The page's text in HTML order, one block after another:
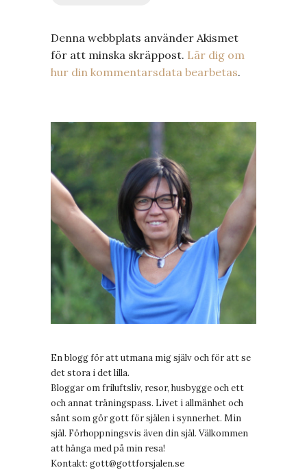
Denna webbplats använder Akismet
för att minska skräppost. Lär dig om
hur din kommentarsdata bearbetas.
En blogg för att utmana mig själv och för att se
det stora i det lilla.
Bloggar om friluftsliv, resor, husbygge och ett
och annat träningspass. Livet i allmänhet och
sånt som gör gott för själen i synnerhet. Min
själ. Förhoppningsvis även din själ. Välkommen
att hänga med på min resa!
Kontakt: gott@gottforsjalen.se